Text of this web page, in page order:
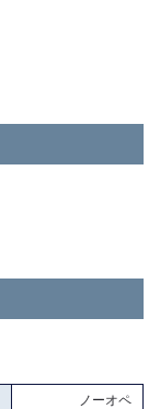
ノーオペ